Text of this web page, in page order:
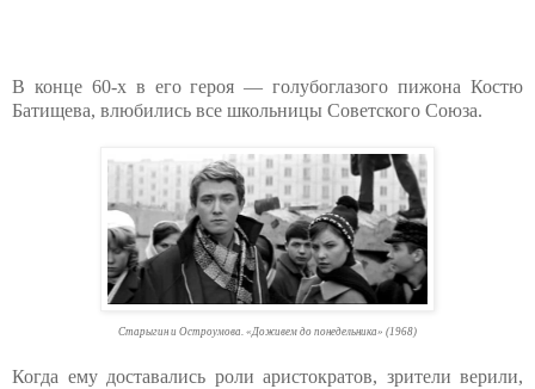
В конце 60-х в его героя — голубоглазого пижона Костю
Батищева, влюбились все школьницы Советского Союза.
Старыгин и Остроумова. «Доживем до понедельника» (1968)
Когда ему доставались роли аристократов, зрители верили,